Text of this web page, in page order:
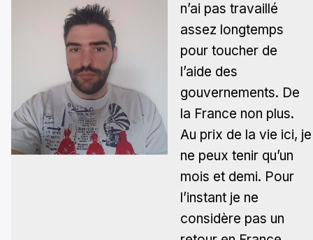
n’ai pas travaillé
assez longtemps
pour toucher de
l’aide des
gouvernements. De
la France non plus.
Au prix de la vie ici, je
ne peux tenir qu’un
mois et demi. Pour
l’instant je ne
considère pas un